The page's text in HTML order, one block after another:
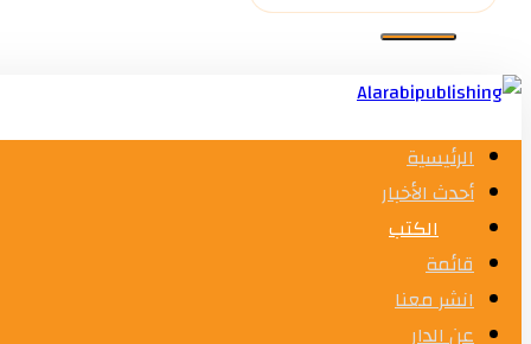
الرئيسية
أحدث الأخبار
الكتب
قائمة
انشر معنا
عن الدار